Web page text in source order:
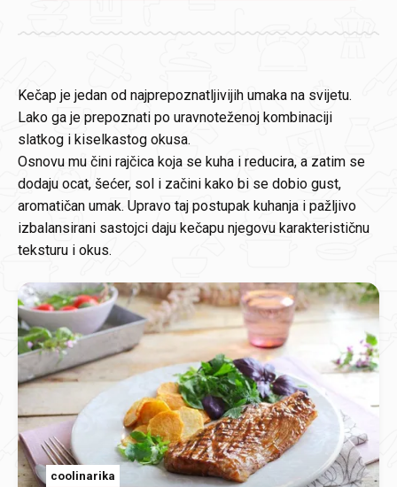
Kečap je jedan od najprepoznatljivijih umaka na svijetu.
Lako ga je prepoznati po uravnoteženoj kombinaciji
slatkog i kiselkastog okusa.
Osnovu mu čini rajčica koja se kuha i reducira, a zatim se
dodaju ocat, šećer, sol i začini kako bi se dobio gust,
aromatičan umak. Upravo taj postupak kuhanja i pažljivo
izbalansirani sastojci daju kečapu njegovu karakterističnu
teksturu i okus.
coolinarika